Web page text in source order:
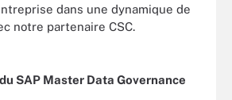
dans une dynamique de
notre partenaire CSC.
SAP Master Data Governance